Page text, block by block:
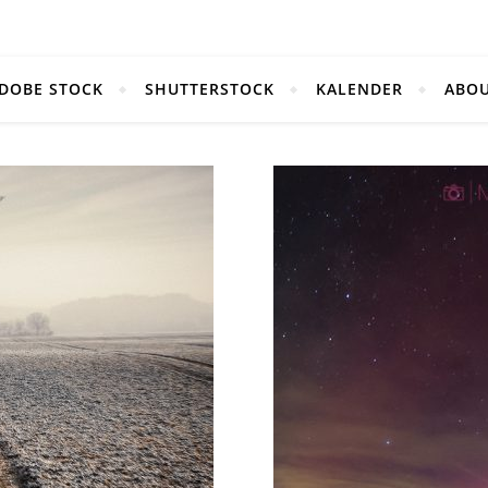
STOCK SHUTTERSTOCK KALENDER